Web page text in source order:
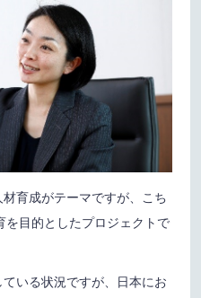
育成がテーマですが、こち
を目的としたプロジェクトで
いる状況ですが、日本にお